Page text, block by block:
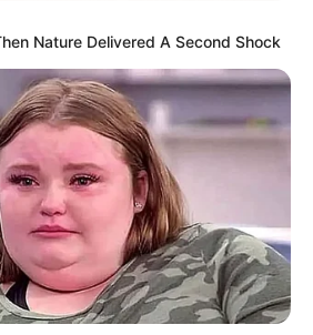
Nature Delivered A Second Shock